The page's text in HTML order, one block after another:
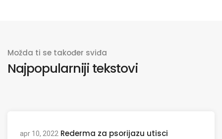
Možda ti se također sviđa
Najpopularniji tekstovi
apr 10, 2022 Rederma za psorijazu utisci